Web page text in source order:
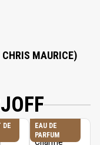
MAURICE)
DE
EAU DE
PARFUM